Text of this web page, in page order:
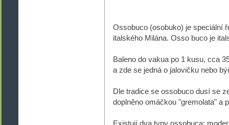
Ossobuco (osobuko) je speciální
italského Milána. Osso buco je
Baleno do vakua po 1 kusu, cca
a zde se jedná o jalovičku nebo
Dle tradice se ossobuco dusí se
doplněno omáčkou "gremolata" a